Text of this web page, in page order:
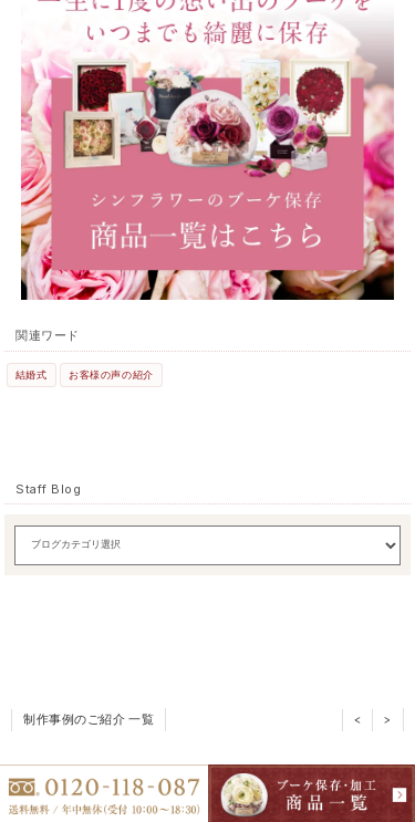
関連ワード
結婚式 お客様の声の紹介
Staff Blog
制作事例のご紹介 一覧 < >